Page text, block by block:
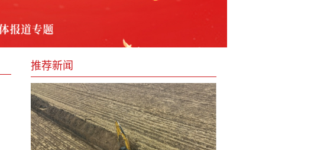
推荐新闻